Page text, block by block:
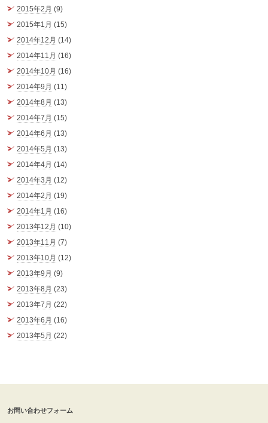
2015年2月 (9)
2015年1月 (15)
2014年12月 (14)
2014年11月 (16)
2014年10月 (16)
2014年9月 (11)
2014年8月 (13)
2014年7月 (15)
2014年6月 (13)
2014年5月 (13)
2014年4月 (14)
2014年3月 (12)
2014年2月 (19)
2014年1月 (16)
2013年12月 (10)
2013年11月 (7)
2013年10月 (12)
2013年9月 (9)
2013年8月 (23)
2013年7月 (22)
2013年6月 (16)
2013年5月 (22)
お問い合わせフォーム